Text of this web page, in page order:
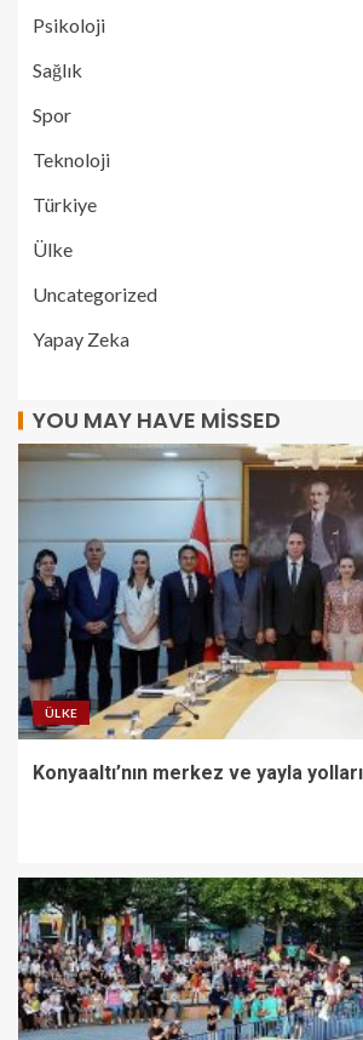
Psikoloji
Sağlık
Spor
Teknoloji
Türkiye
Ülke
Uncategorized
Yapay Zeka
YOU MAY HAVE MISSED
ÜLKE
Konyaaltı’nın merkez ve yayla